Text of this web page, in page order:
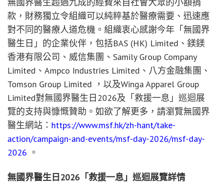
無國界醫生超過九成的經費來自社會大眾的小額捐
款，財務獨立令組織可以純粹基於醫療需要、迅速應
對不同的醫療人道危機。 組織衷心感謝今年「無國界
醫生日」的企業伙伴，包括BAS (HK) Limited、鎂鎂
香港有限公司、威信集團、Samily Group Company
Limited、Ampco Industries Limited、八方金融集團、
Tomson Group Limited ，以及Winga Apparel Group
Limited對無國界醫生日2026及「救援一息」巡迴展
覽的支持與慷慨贊助。 如欲了解更多，請瀏覽無國界
醫生網站： https://www.msf.hk/zh-hant/take-
action/campaign-and-events/msf-day-2026/msf-day-
2026 。
無國界醫生日2026「救援一息」巡迴展覽詳情